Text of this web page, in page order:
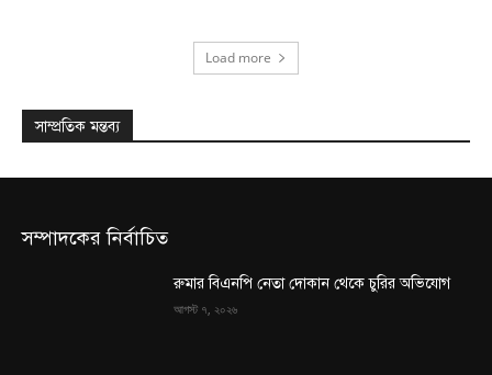
Load more
সাম্প্রতিক মন্তব্য
সম্পাদকের নির্বাচিত
রুমার বিএনপি নেতা দোকান থেকে চুরির অভিযোগ
আগস্ট ৭, ২০২৬